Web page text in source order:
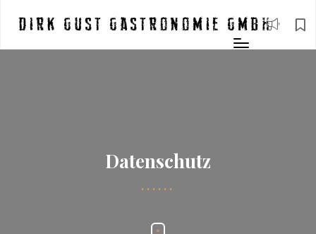
Dirk Gust Gastronomie GmbH
Datenschutz